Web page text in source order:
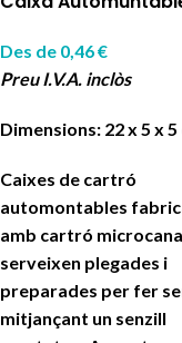
Des de 0,46€
Preu I.V.A. inclòs
Dimensions: 22 x 5 x 5
Caixes de cartró
automontables
amb cartró
serveixen plegades i
preparades per fer
mitjançant un senzill